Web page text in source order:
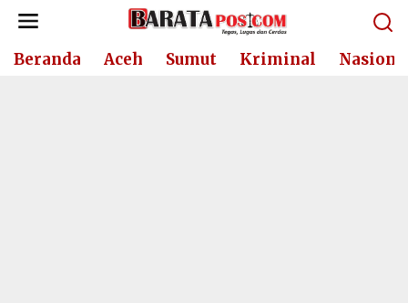
Lewati
konten
Beranda Aceh Sumut Kriminal